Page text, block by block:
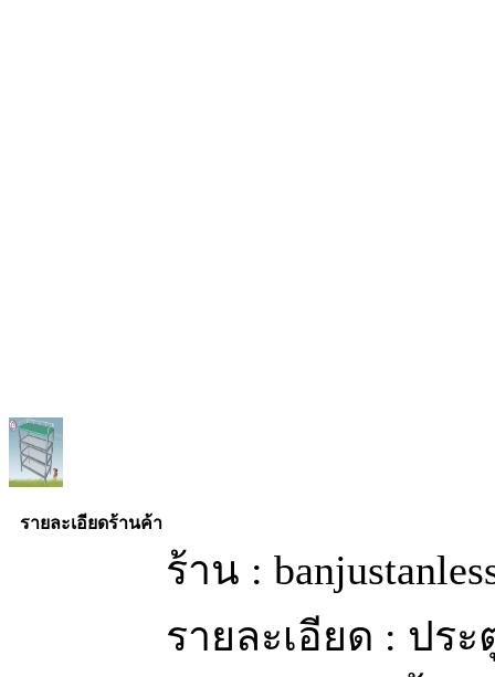
รายละเอียดร้านค้า
ร้าน :
รายละเอียด : ปร